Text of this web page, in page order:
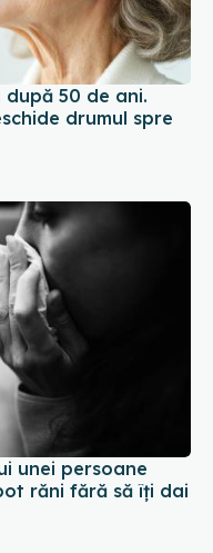
după 50 de ani.
drumul spre
unei persoane
răni fără să îți dai